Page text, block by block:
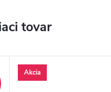
tovar
Akcia